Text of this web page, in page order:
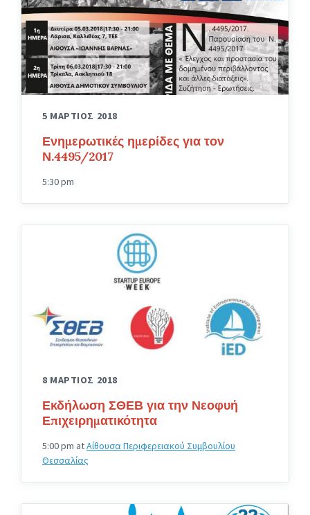
5 ΜΑΡΤΙΟΣ 2018
Ενημερωτικές ημερίδες για τον
Ν.4495/2017
5:30 pm
8 ΜΑΡΤΙΟΣ 2018
Εκδήλωση ΣΘΕΒ για την Νεοφυή
Επιχειρηματικότητα
5:00 pm atΑίθουσα Περιφερειακού Συμβουλίου
Θεσσαλίας